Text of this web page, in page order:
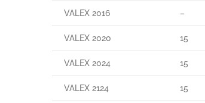
VALEX 2016 –
VALEX 2020 15
VALEX 2024 15
VALEX 2124 15